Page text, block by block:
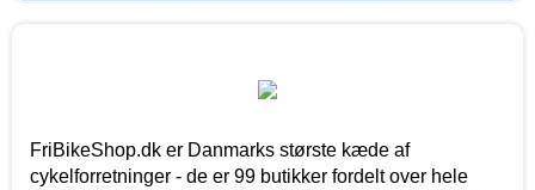
FriBikeShop.dk er Danmarks største kæde af
cykelforretninger - de er 99 butikker fordelt over hele